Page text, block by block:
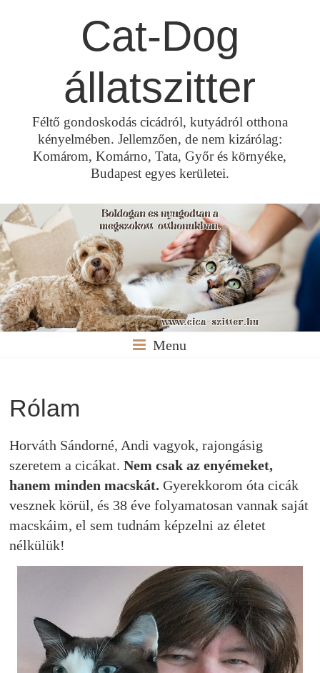
Cat-Dog
állatszitter
Féltő gondoskodás cicádról, kutyádról otthona
kényelmében. Jellemzően, de nem kizárólag:
Komárom, Komárno, Tata, Győr és környéke,
Budapest egyes kerületei.
Menu
Rólam
Horváth Sándorné, Andi vagyok, rajongásig
szeretem a cicákat.Nem csak az enyémeket,
hanem minden macskát. Gyerekkorom óta cicák
vesznek körül, és 38 éve folyamatosan vannak saját
macskáim, el sem tudnám képzelni az életet
nélkülük!